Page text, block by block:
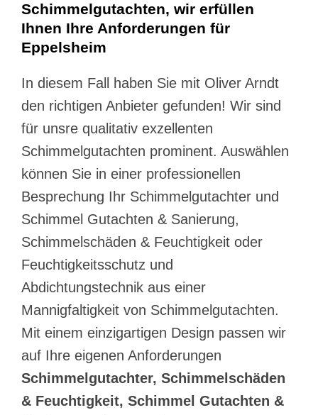
Schimmelgutachten, wir erfüllen
Ihnen Ihre Anforderungen für
Eppelsheim
In diesem Fall haben Sie mit Oliver Arndt
den richtigen Anbieter gefunden! Wir sind
für unsre qualitativ exzellenten
Schimmelgutachten prominent. Auswählen
können Sie in einer professionellen
Besprechung Ihr Schimmelgutachter und
Schimmel Gutachten & Sanierung,
Schimmelschäden & Feuchtigkeit oder
Feuchtigkeitsschutz und
Abdichtungstechnik aus einer
Mannigfaltigkeit von Schimmelgutachten.
Mit einem einzigartigen Design passen wir
auf Ihre eigenen Anforderungen
Schimmelgutachter, Schimmelschäden
& Feuchtigkeit, Schimmel Gutachten &